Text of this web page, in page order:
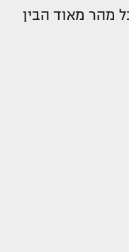
מהר מאוד הבין